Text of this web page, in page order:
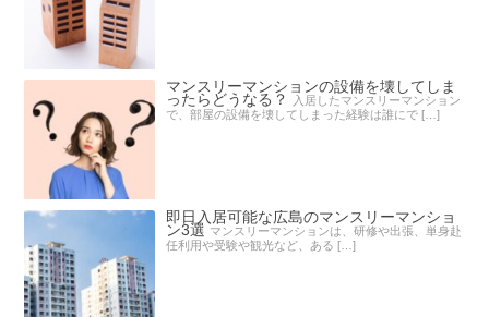
マンスリーマンションの設備を壊してしま
ったらどうなる？
入居したマンスリーマンション
で、部屋の設備を壊してしまった経験は誰にで […]
即日入居可能な広島のマンスリーマンショ
ン3選 マンスリーマンションは、研修や出張、単身赴
任利用や受験や観光など、ある […]